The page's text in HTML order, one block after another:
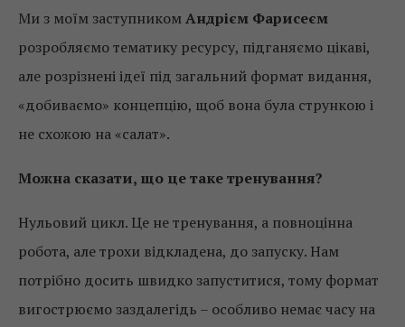
Ми з моїм заступникомАндрієм Фарисеєм
розробляємо тематику ресурсу, підганяємо цікаві,
але розрізнені ідеї під загальний формат видання,
«добиваємо» концепцію, щоб вона була стрункою і
не схожою на «салат».
Можна сказати, що це таке тренування?
Нульовий цикл. Це не тренування, а повноцінна
робота, але трохи відкладена, до запуску. Нам
потрібно досить швидко запуститися, тому формат
вигострюємо заздалегідь – особливо немає часу на